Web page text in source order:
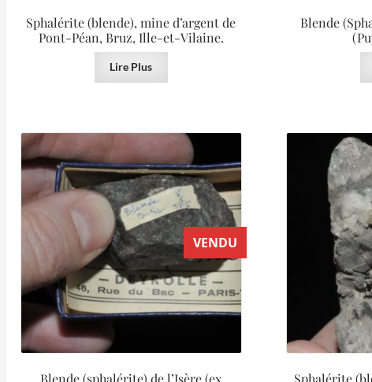
Sphalérite (blende), mine d’argent de
Pont-Péan, Bruz, Ille-et-Vilaine.
Lire Plus
Blende
VENDU
Blende (sphalérite) de l’Isère (ex
Sphalérite